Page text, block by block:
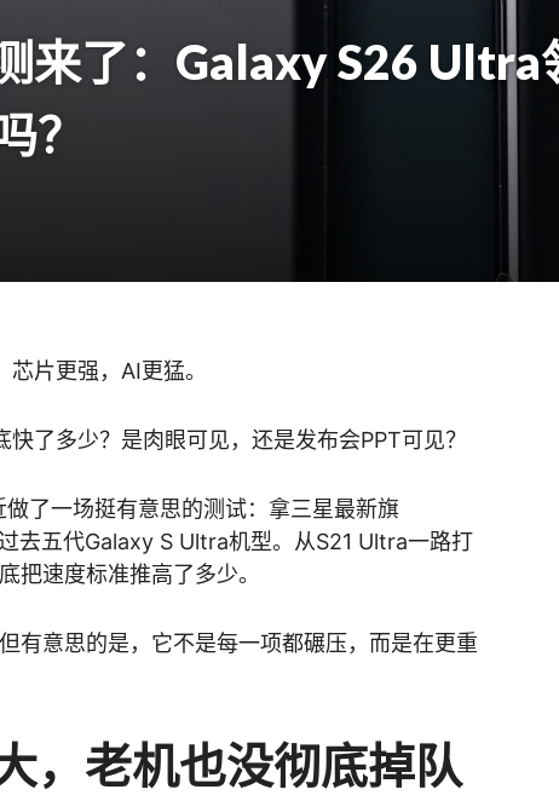
来了：Galaxy S26 Ultra
？
片更强，AI更猛。
了多少？是肉眼可见，还是发布会PPT可见？
做了一场挺有意思的测试：拿三星最新旗
去五代Galaxy S Ultra机型。从S21 Ultra一路打
把速度标准推高了多少。
有意思的是，它不是每一项都碾压，而是在更重
，老机也没彻底掉队